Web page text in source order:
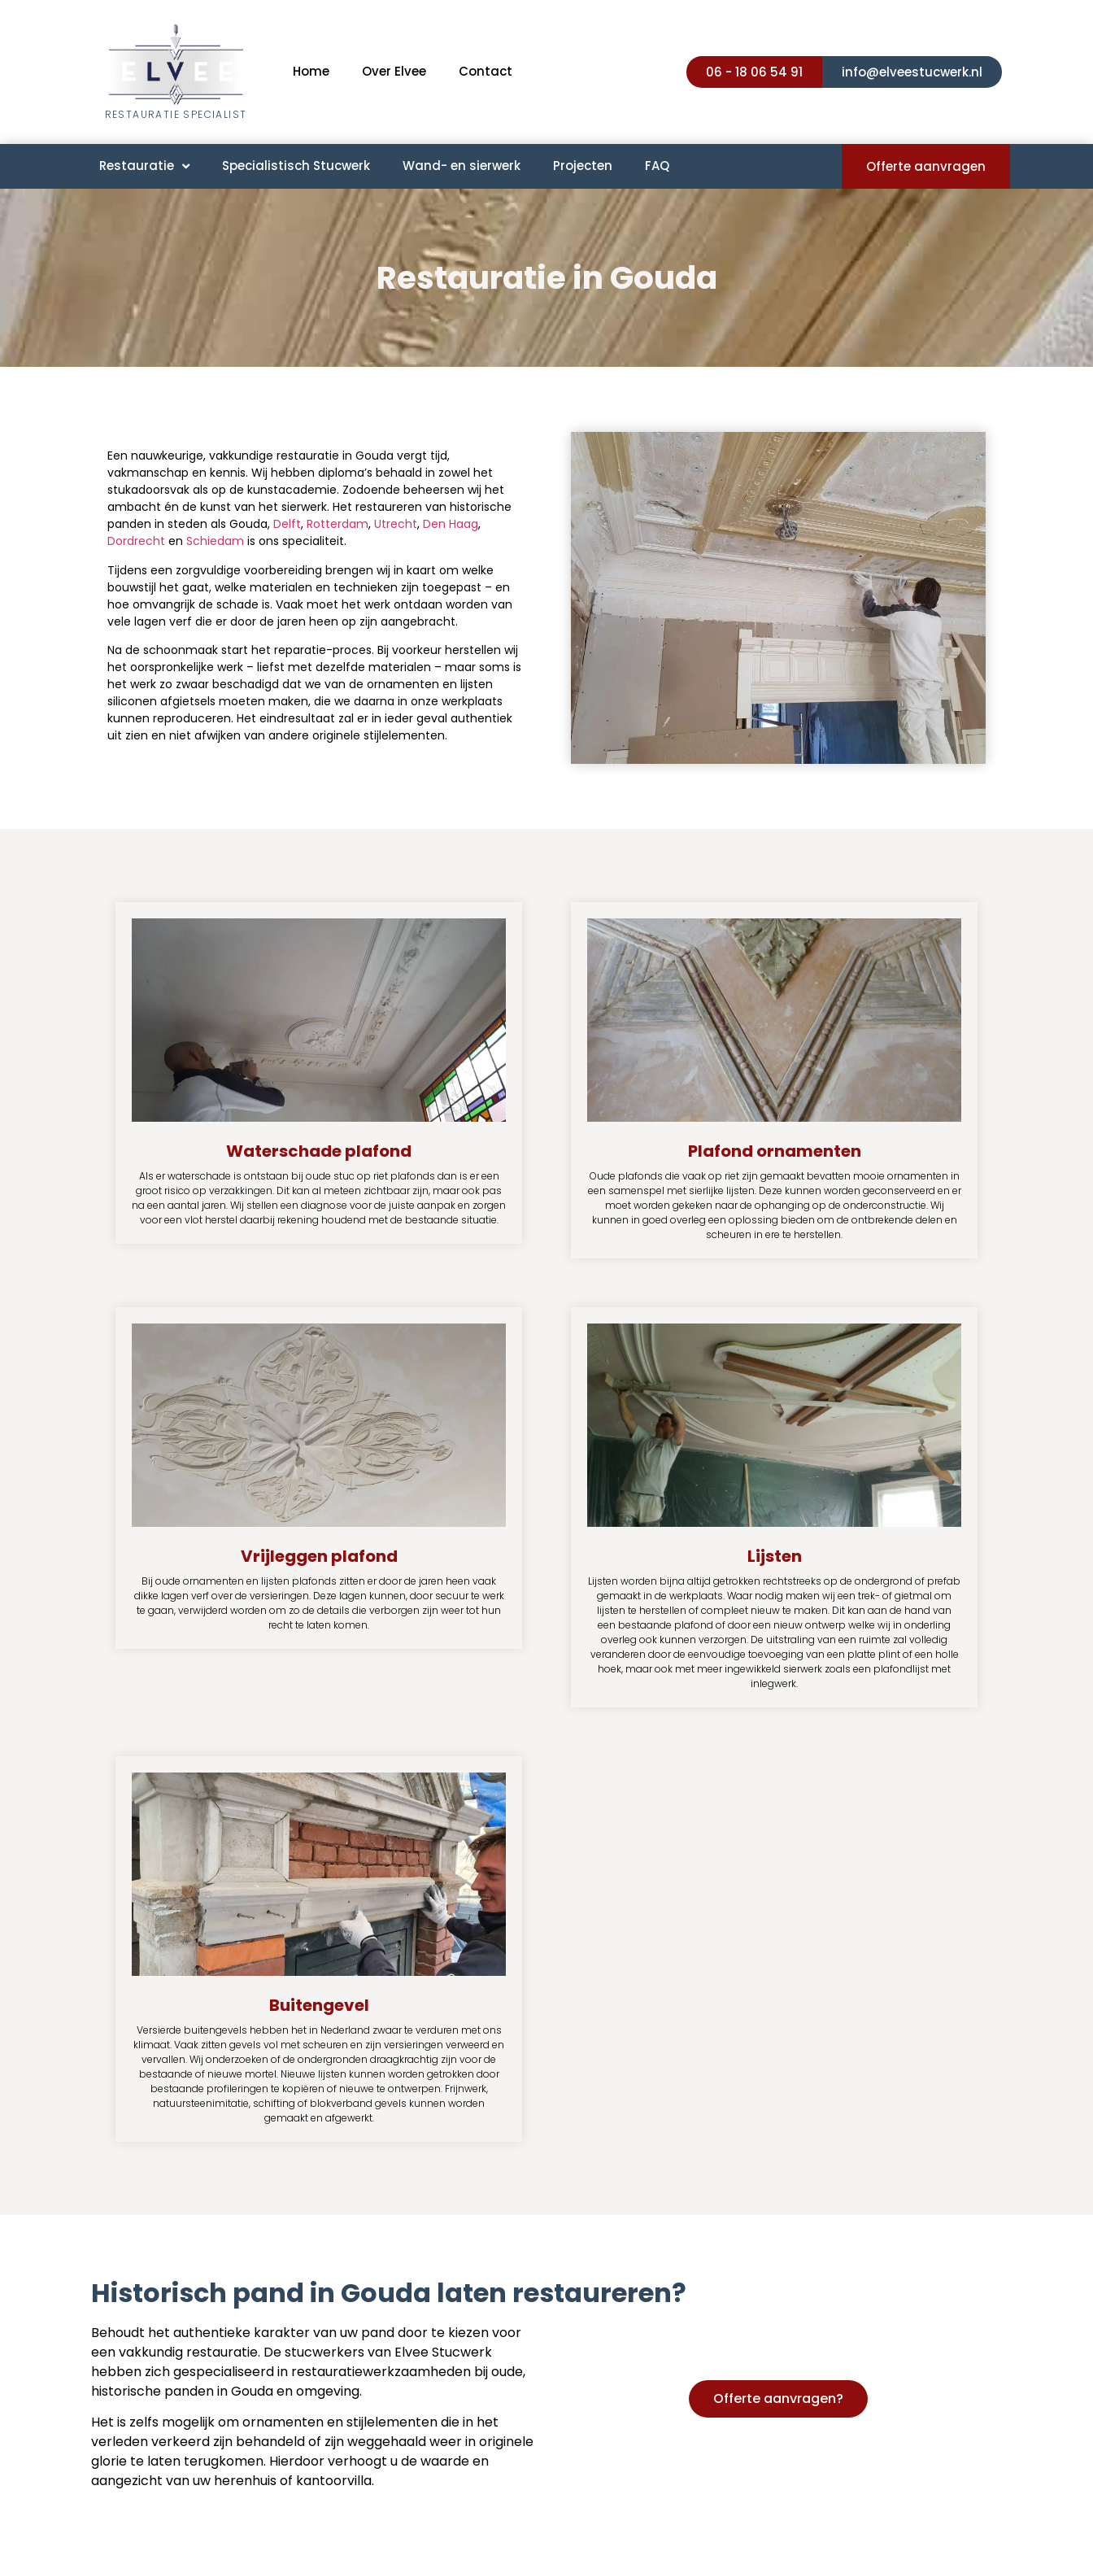
RESTAURATIE SPECIALIST
Home Over Elvee Contact 06 - 18 06 54 91 info@elveestucwerk.nl
Restauratie Specialistisch Stucwerk Wand- en sierwerk Projecten FAQ Offerte aanvragen
Restauratie in Gouda
Een nauwkeurige, vakkundige restauratie in Gouda vergt tijd,
vakmanschap en kennis. Wij hebben diploma’s behaald in zowel het
stukadoorsvak als op de kunstacademie. Zodoende beheersen wij het
ambacht én de kunst van het sierwerk. Het restaureren van historische
panden in steden als Gouda, Delft, Rotterdam, Utrecht, Den Haag,
Dordrecht en Schiedam is ons specialiteit.
Tijdens een zorgvuldige voorbereiding brengen wij in kaart om welke
bouwstijl het gaat, welke materialen en technieken zijn toegepast – en
hoe omvangrijk de schade is. Vaak moet het werk ontdaan worden van
vele lagen verf die er door de jaren heen op zijn aangebracht.
Na de schoonmaak start het reparatie-proces. Bij voorkeur herstellen wij
het oorspronkelijke werk – liefst met dezelfde materialen – maar soms is
het werk zo zwaar beschadigd dat we van de ornamenten en lijsten
siliconen afgietsels moeten maken, die we daarna in onze werkplaats
kunnen reproduceren. Het eindresultaat zal er in ieder geval authentiek
uit zien en niet afwijken van andere originele stijlelementen.
Waterschade plafond
Als er waterschade is ontstaan bij oude stuc op riet plafonds dan is er een
groot risico op verzakkingen. Dit kan al meteen zichtbaar zijn, maar ook pas
na een aantal jaren. Wij stellen een diagnose voor de juiste aanpak en zorgen
voor een vlot herstel daarbij rekening houdend met de bestaande situatie.
Plafond ornamenten
Oude plafonds die vaak op riet zijn gemaakt bevatten mooie ornamenten in
een samenspel met sierlijke lijsten. Deze kunnen worden geconserveerd en er
moet worden gekeken naar de ophanging op de onderconstructie. Wij
kunnen in goed overleg een oplossing bieden om de ontbrekende delen en
scheuren in ere te herstellen.
Vrijleggen plafond
Bij oude ornamenten en lijsten plafonds zitten er door de jaren heen vaak
dikke lagen verf over de versieringen. Deze lagen kunnen, door secuur te werk
te gaan, verwijderd worden om zo de details die verborgen zijn weer tot hun
recht te laten komen.
Lijsten
Lijsten worden bijna altijd getrokken rechtstreeks op de ondergrond of prefab
gemaakt in de werkplaats. Waar nodig maken wij een trek- of gietmal om
lijsten te herstellen of compleet nieuw te maken. Dit kan aan de hand van
een bestaande plafond of door een nieuw ontwerp welke wij in onderling
overleg ook kunnen verzorgen. De uitstraling van een ruimte zal volledig
veranderen door de eenvoudige toevoeging van een platte plint of een holle
hoek, maar ook met meer ingewikkeld sierwerk zoals een plafondlijst met
inlegwerk.
Buitengevel
Versierde buitengevels hebben het in Nederland zwaar te verduren met ons
klimaat. Vaak zitten gevels vol met scheuren en zijn versieringen verweerd en
vervallen. Wij onderzoeken of de ondergronden draagkrachtig zijn voor de
bestaande of nieuwe mortel. Nieuwe lijsten kunnen worden getrokken door
bestaande profileringen te kopiëren of nieuwe te ontwerpen. Frijnwerk,
natuursteenimitatie, schifting of blokverband gevels kunnen worden
gemaakt en afgewerkt.
Historisch pand in Gouda laten restaureren?
Behoudt het authentieke karakter van uw pand door te kiezen voor
een vakkundig restauratie. De stucwerkers van Elvee Stucwerk
hebben zich gespecialiseerd in restauratiewerkzaamheden bij oude,
historische panden in Gouda en omgeving.
Het is zelfs mogelijk om ornamenten en stijlelementen die in het
verleden verkeerd zijn behandeld of zijn weggehaald weer in originele
glorie te laten terugkomen. Hierdoor verhoogt u de waarde en
aangezicht van uw herenhuis of kantoorvilla.
Offerte aanvragen?